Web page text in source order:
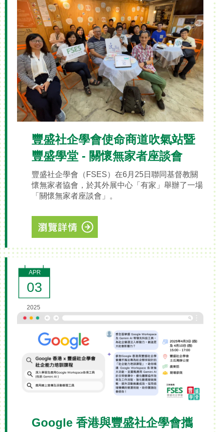
豐盛社企學會使命商道吹氣站暨
豐盛學堂 - 關懷無家者座談會
豐盛社企學會（FSES）在6月25日聯同基督教關
懷無家者協會，於其外展中心「有家」舉辦了一場
「關懷無家者座談會」。
APR
03
2025
Google 香港與豐盛社企學會攜